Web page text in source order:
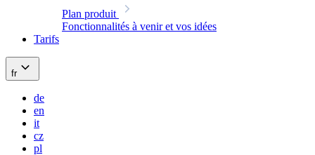
Plan produit
Fonctionnalités à venir et vos idées
Tarifs
fr
de
en
it
cz
pl